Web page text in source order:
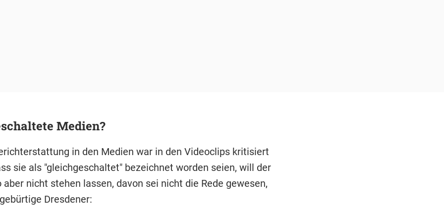
Medien?
in den Medien war in den Videoclips kritisiert
sie als "gleichgeschaltet" bezeichnet worden seien, will der
nicht stehen lassen, davon sei nicht die Rede gewesen,
Dresdener: